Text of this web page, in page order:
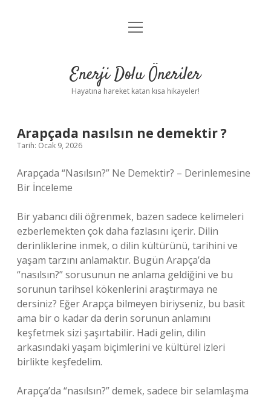
Anasayfa
Yasal Uyarı
menüyü
Enerji Dolu Öneriler
Hayatına hareket katan kısa hikayeler!
Arapçada nasılsın ne demektir ?
Tarih: Ocak 9, 2026
Arapçada “Nasılsın?” Ne Demektir? – Derinlemesine
Bir İnceleme
Bir yabancı dili öğrenmek, bazen sadece kelimeleri
ezberlemekten çok daha fazlasını içerir. Dilin
derinliklerine inmek, o dilin kültürünü, tarihini ve
yaşam tarzını anlamaktır. Bugün Arapça’da
“nasılsın?” sorusunun ne anlama geldiğini ve bu
sorunun tarihsel kökenlerini araştırmaya ne
dersiniz? Eğer Arapça bilmeyen biriyseniz, bu basit
ama bir o kadar da derin sorunun anlamını
keşfetmek sizi şaşırtabilir. Hadi gelin, dilin
arkasındaki yaşam biçimlerini ve kültürel izleri
birlikte keşfedelim.
Arapça’da “nasılsın?” demek, sadece bir selamlaşma